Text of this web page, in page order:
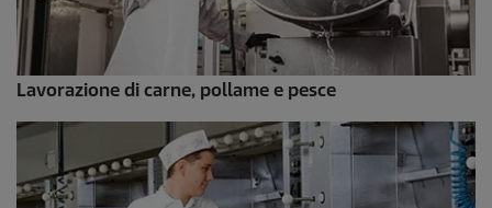
Lavorazione di carne, pollame e pesce